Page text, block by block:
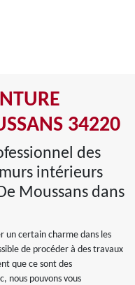
34220
des
intérieurs
Moussans dans
un certain charme dans les
de procéder à des travaux
que ce sont des
nous pouvons vous